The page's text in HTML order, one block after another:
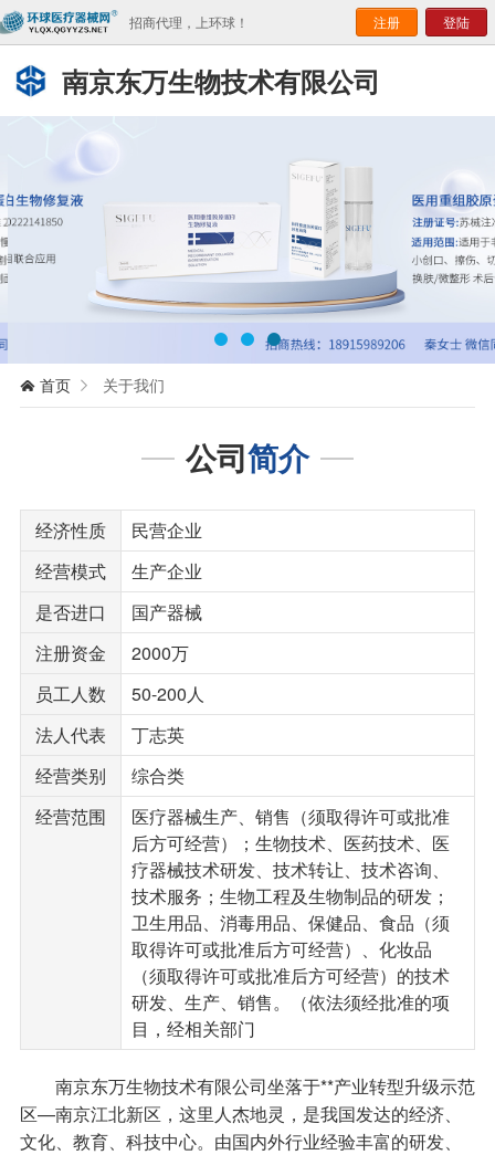
招商代理，上环球！ 注册 登陆
南京东万生物技术有限公司
 首页  关于我们
公司简介
经济性质
民营企业
经营模式
生产企业
是否进口
国产器械
注册资金
2000万
员工人数
50-200人
法人代表
丁志英
经营类别
综合类
经营范围
医疗器械生产、销售（须取得许可或批准
后方可经营）；生物技术、医药技术、医
疗器械技术研发、技术转让、技术咨询、
技术服务；生物工程及生物制品的研发；
卫生用品、消毒用品、保健品、食品（须
取得许可或批准后方可经营）、化妆品
（须取得许可或批准后方可经营）的技术
研发、生产、销售。（依法须经批准的项
目，经相关部门
南京东万生物技术有限公司坐落于**产业转型升级示范
区—南京江北新区，这里人杰地灵，是我国发达的经济、
文化、教育、科技中心。由国内外行业经验丰富的研发、